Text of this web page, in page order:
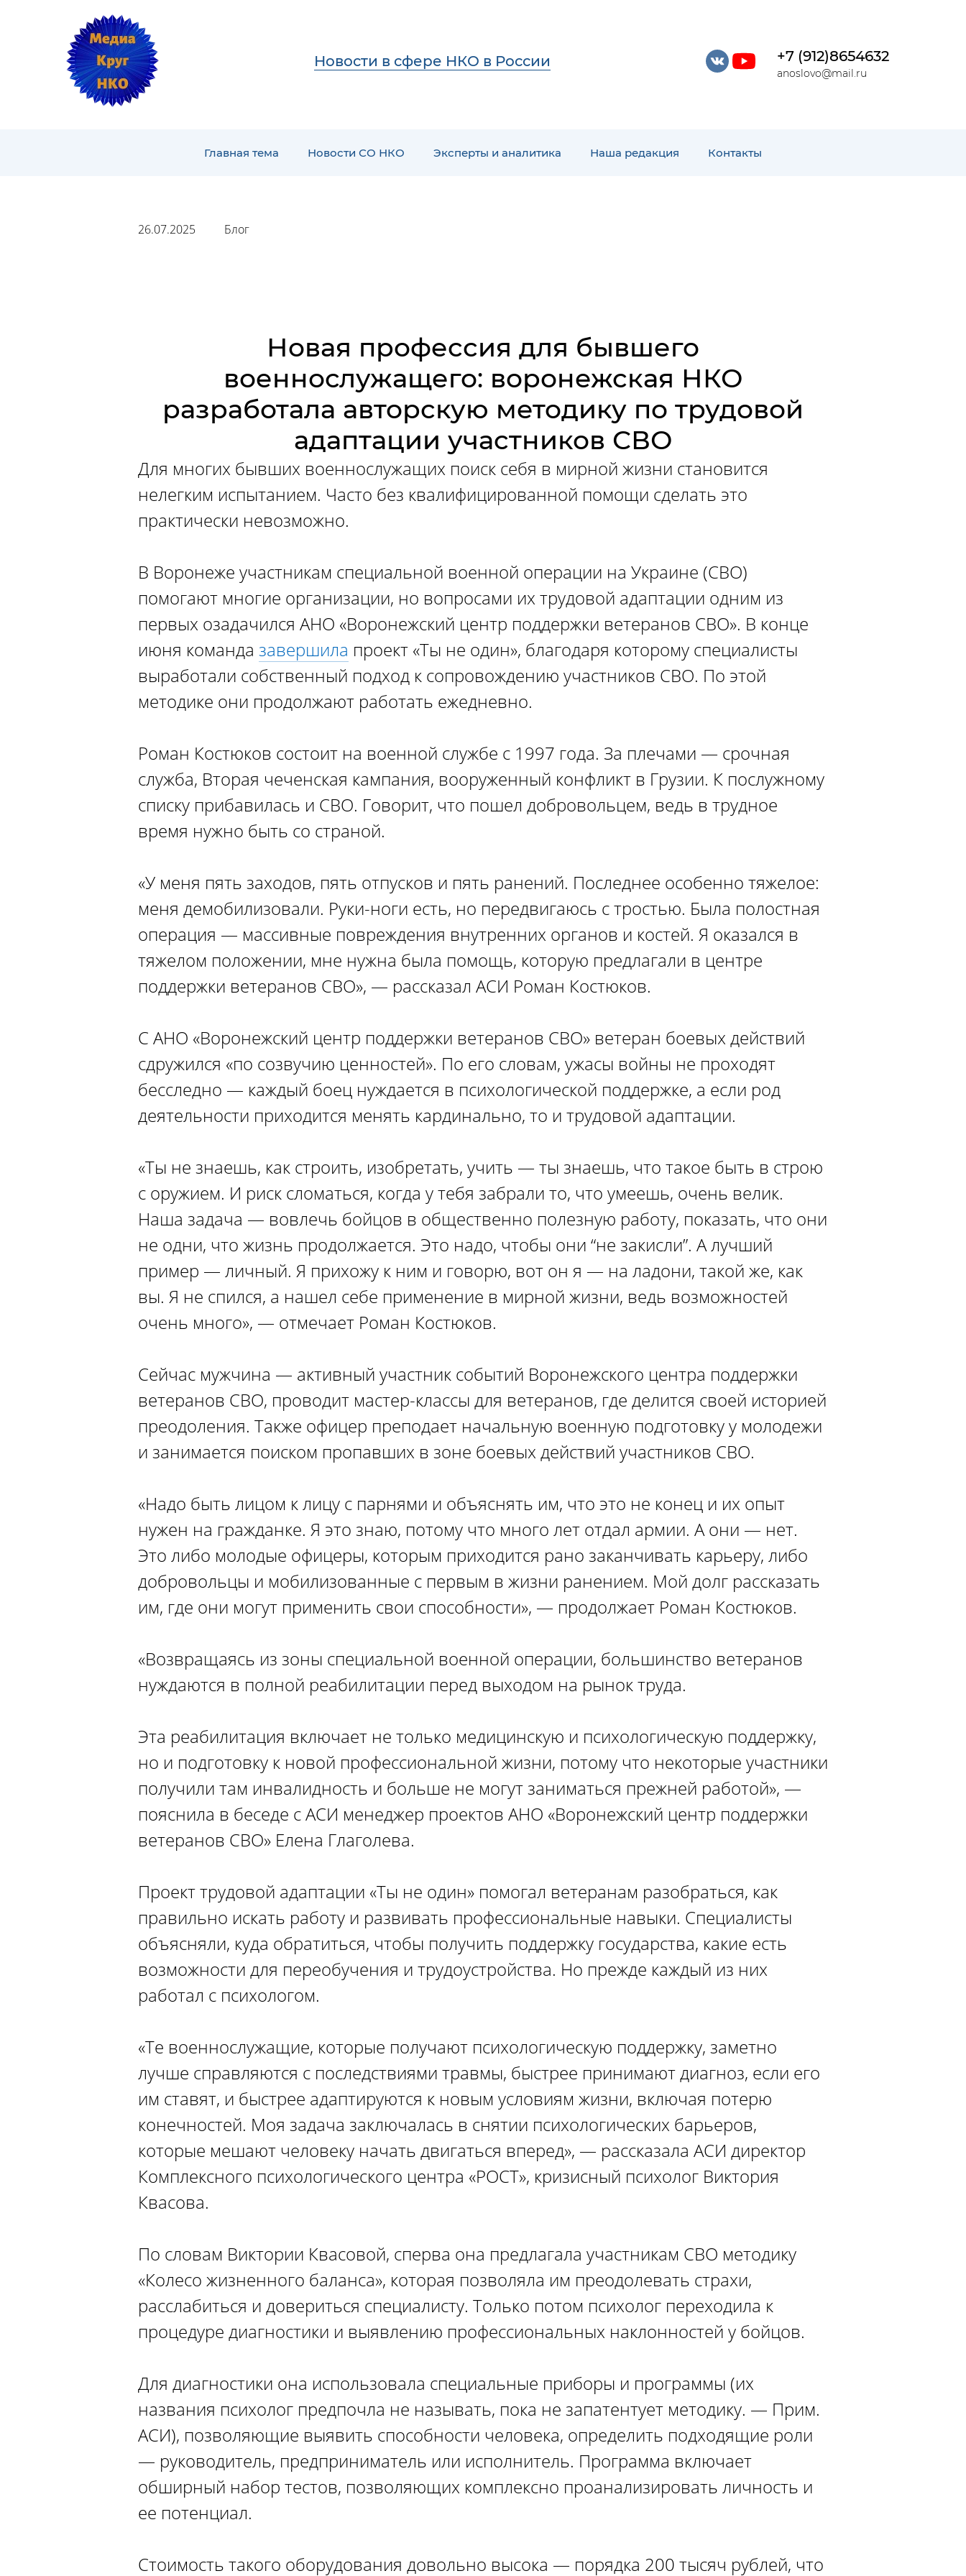
Новости в сфере НКО в России +7 (912)8654632
anoslovo@mail.ru
Главная тема Новости СО НКО Эксперты и аналитика Наша редакция Контакты
26.07.2025 Блог
Новая профессия для бывшего
военнослужащего: воронежская НКО
разработала авторскую методику по трудовой
адаптации участников СВО
Для многих бывших военнослужащих поиск себя в мирной жизни становится
нелегким испытанием. Часто без квалифицированной помощи сделать это
практически невозможно.
В Воронеже участникам специальной военной операции на Украине (СВО)
помогают многие организации, но вопросами их трудовой адаптации одним из
первых озадачился АНО «Воронежский центр поддержки ветеранов СВО». В конце
июня команда завершила проект «Ты не один», благодаря которому специалисты
выработали собственный подход к сопровождению участников СВО. По этой
методике они продолжают работать ежедневно.
Роман Костюков состоит на военной службе с 1997 года. За плечами — срочная
служба, Вторая чеченская кампания, вооруженный конфликт в Грузии. К послужному
списку прибавилась и СВО. Говорит, что пошел добровольцем, ведь в трудное
время нужно быть со страной.
«У меня пять заходов, пять отпусков и пять ранений. Последнее особенно тяжелое:
меня демобилизовали. Руки-ноги есть, но передвигаюсь с тростью. Была полостная
операция — массивные повреждения внутренних органов и костей. Я оказался в
тяжелом положении, мне нужна была помощь, которую предлагали в центре
поддержки ветеранов СВО», — рассказал АСИ Роман Костюков.
С АНО «Воронежский центр поддержки ветеранов СВО» ветеран боевых действий
сдружился «по созвучию ценностей». По его словам, ужасы войны не проходят
бесследно — каждый боец нуждается в психологической поддержке, а если род
деятельности приходится менять кардинально, то и трудовой адаптации.
«Ты не знаешь, как строить, изобретать, учить — ты знаешь, что такое быть в строю
с оружием. И риск сломаться, когда у тебя забрали то, что умеешь, очень велик.
Наша задача — вовлечь бойцов в общественно полезную работу, показать, что они
не одни, что жизнь продолжается. Это надо, чтобы они “не закисли”. А лучший
пример — личный. Я прихожу к ним и говорю, вот он я — на ладони, такой же, как
вы. Я не спился, а нашел себе применение в мирной жизни, ведь возможностей
очень много», — отмечает Роман Костюков.
Сейчас мужчина — активный участник событий Воронежского центра поддержки
ветеранов СВО, проводит мастер-классы для ветеранов, где делится своей историей
преодоления. Также офицер преподает начальную военную подготовку у молодежи
и занимается поиском пропавших в зоне боевых действий участников СВО.
«Надо быть лицом к лицу с парнями и объяснять им, что это не конец и их опыт
нужен на гражданке. Я это знаю, потому что много лет отдал армии. А они — нет.
Это либо молодые офицеры, которым приходится рано заканчивать карьеру, либо
добровольцы и мобилизованные с первым в жизни ранением. Мой долг рассказать
им, где они могут применить свои способности», — продолжает Роман Костюков.
«Возвращаясь из зоны специальной военной операции, большинство ветеранов
нуждаются в полной реабилитации перед выходом на рынок труда.
Эта реабилитация включает не только медицинскую и психологическую поддержку,
но и подготовку к новой профессиональной жизни, потому что некоторые участники
получили там инвалидность и больше не могут заниматься прежней работой», —
пояснила в беседе с АСИ менеджер проектов АНО «Воронежский центр поддержки
ветеранов СВО» Елена Глаголева.
Проект трудовой адаптации «Ты не один» помогал ветеранам разобраться, как
правильно искать работу и развивать профессиональные навыки. Специалисты
объясняли, куда обратиться, чтобы получить поддержку государства, какие есть
возможности для переобучения и трудоустройства. Но прежде каждый из них
работал с психологом.
«Те военнослужащие, которые получают психологическую поддержку, заметно
лучше справляются с последствиями травмы, быстрее принимают диагноз, если его
им ставят, и быстрее адаптируются к новым условиям жизни, включая потерю
конечностей. Моя задача заключалась в снятии психологических барьеров,
которые мешают человеку начать двигаться вперед», — рассказала АСИ директор
Комплексного психологического центра «РОСТ», кризисный психолог Виктория
Квасова.
По словам Виктории Квасовой, сперва она предлагала участникам СВО методику
«Колесо жизненного баланса», которая позволяла им преодолевать страхи,
расслабиться и довериться специалисту. Только потом психолог переходила к
процедуре диагностики и выявлению профессиональных наклонностей у бойцов.
Для диагностики она использовала специальные приборы и программы (их
названия психолог предпочла не называть, пока не запатентует методику. — Прим.
АСИ), позволяющие выявить способности человека, определить подходящие роли
— руководитель, предприниматель или исполнитель. Программа включает
обширный набор тестов, позволяющих комплексно проанализировать личность и
ее потенциал.
Стоимость такого оборудования довольно высока — порядка 200 тысяч рублей, что